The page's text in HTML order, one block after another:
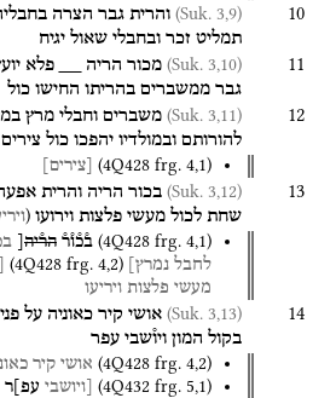
10
(Suk. 3,9) והרית גבר הצרה
תמליט זכר ובחבלי שאול יגיח
11
(Suk. 3,10) מכור הריה פלא
גבר ממשברים בהריתו החישו כול
12
(Suk. 3,11) משברים וחבלי מרץ
להורותם ובמולדיו יהפכו כול צירים
(4Q428 frg. 4,1) צירים
13
(Suk. 3,12) בכור הריה והרית
שחת לכול מעשי פלצות וירועו (
(4Q428 frg. 4,1) ב֯כ֯ו֯ר֯ הר֯יה
לחבל נמרץ] (4Q428 frg. 4,2)
מעשי פלצות ויריעו
14
(Suk. 3,13) אושי קיר כאוניה על פני
בקול המון ויו֯שבי עפר
(4Q428 frg. 4,2) אושי קיר
(4Q432 frg. 5,1) [ויושבי עפ]ר